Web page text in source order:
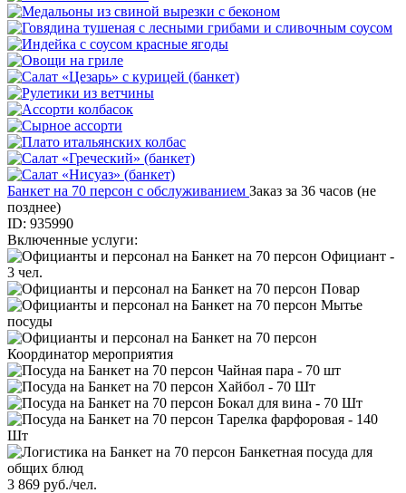
Банкет на 70 персон с обслуживанием Заказ за 36 часов (не
позднее)
ID: 935990
Включенные услуги:
Официант -
3 чел.
Повар
Мытье
посуды
Координатор мероприятия
Чайная пара - 70 шт
Хайбол - 70 Шт
Бокал для вина - 70 Шт
Тарелка фарфоровая - 140
Шт
Банкетная посуда для
общих блюд
3 869 руб./чел.